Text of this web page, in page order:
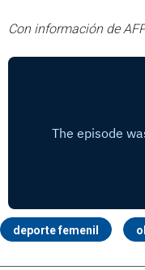
Con información de
deporte femenil